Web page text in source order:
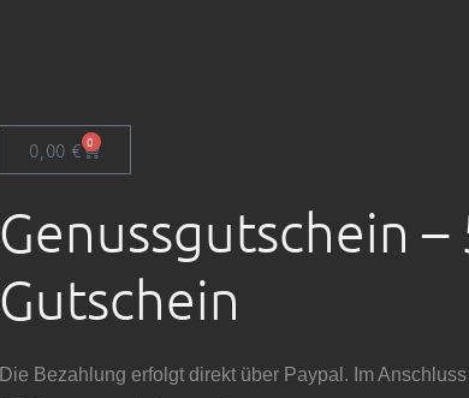
0,00 € 0
Genussgutschein –
Gutschein
Die Bezahlung erfolgt direkt über Paypal. Im